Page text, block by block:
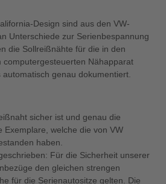
Design sind aus den VW-
Unterschiede zur Serienbespannung
die Sollreißnähte für die in den
computergesteuerten Nähapparat
genau dokumentiert.
sicher ist und genau die
Exemplare, welche die von VW
haben.
Für die Sicherheit unserer
den gleichen strengen
für die Serienautositze gelten. Die